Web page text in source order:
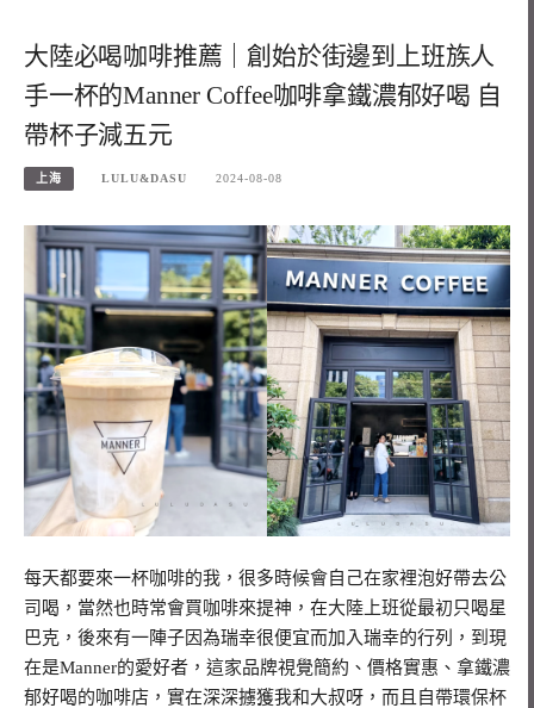
大陸必喝咖啡推薦｜創始於街邊到上班族人
手一杯的Manner Coffee咖啡拿鐵濃郁好喝 自
帶杯子減五元
上海 LULU&DASU 2024-08-08
每天都要來一杯咖啡的我，很多時候會自己在家裡泡好帶去公
司喝，當然也時常會買咖啡來提神，在大陸上班從最初只喝星
巴克，後來有一陣子因為瑞幸很便宜而加入瑞幸的行列，到現
在是Manner的愛好者，這家品牌視覺簡約、價格實惠、拿鐵濃
郁好喝的咖啡店，實在深深擄獲我和大叔呀，而且自帶環保杯